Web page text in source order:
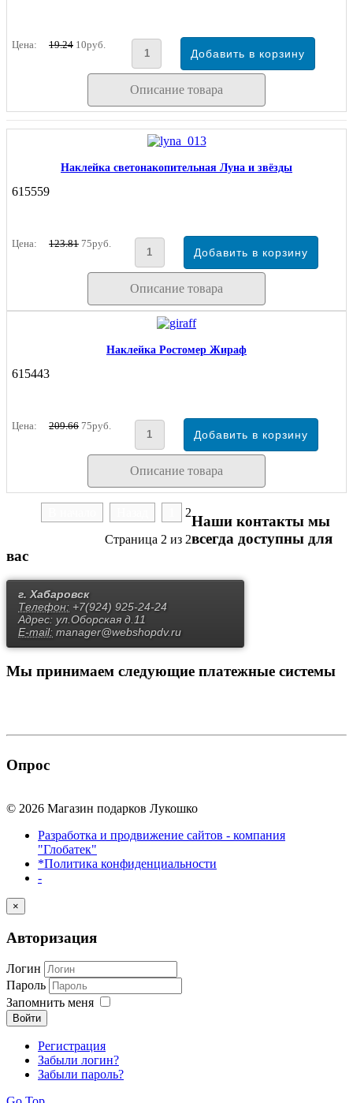
Цена: 19.24 10руб.
Описание товара
Наклейка светонакопительная Луна и звёзды
615559
Цена: 123.81 75руб.
Описание товара
Наклейка Ростомер Жираф
615443
Цена: 209.66 75руб.
Описание товара
2
Страница 2 из 2
Наши контакты мы
всегда доступны для
вас
г. Хабаровск
Телефон: +7(924) 925-24-24
Адрес: ул.Оборская д.11
E-mail: manager@webshopdv.ru
Мы принимаем следующие платежные системы
Опрос
© 2026 Магазин подарков Лукошко
Разработка и продвижение сайтов - компания
"Глобатек"
*Политика конфиденциальности
-
×
Авторизация
Логин
Пароль
Запомнить меня
Войти
Регистрация
Забыли логин?
Забыли пароль?